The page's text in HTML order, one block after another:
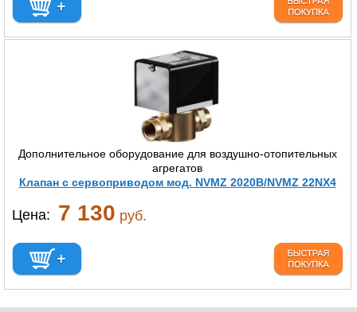
Дополнительное оборудование для воздушно-отопительных
агрегатов
Клапан c cервоприводом мод. NVMZ 2020B/NVMZ 22NX4
Цена: 7 130 руб.